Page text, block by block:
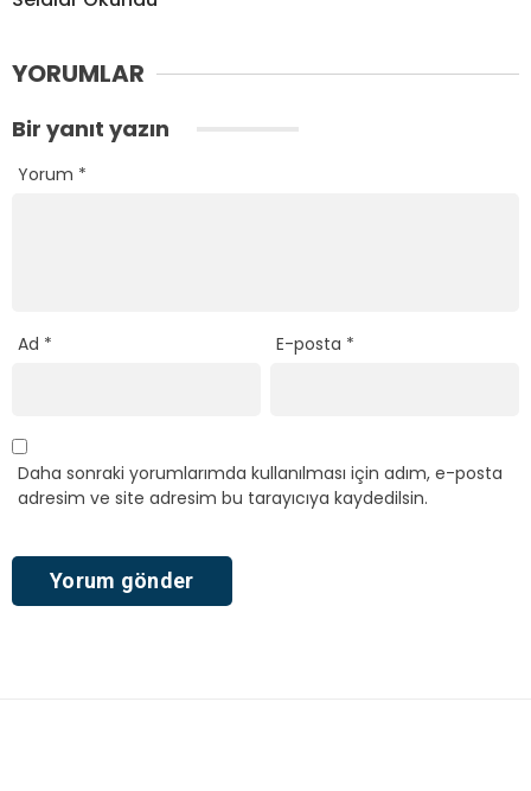
YORUMLAR
Bir yanıt yazın
Yorum *
Ad * E-posta *
Daha sonraki yorumlarımda kullanılması için adım, e-posta
adresim ve site adresim bu tarayıcıya kaydedilsin.